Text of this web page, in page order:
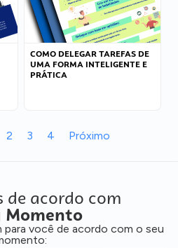
COMO DELEGAR TAREFAS DE
UMA FORMA INTELIGENTE E
PRÁTICA
2 3 4 Próximo
de acordo com
Momento
para você de acordo com o seu